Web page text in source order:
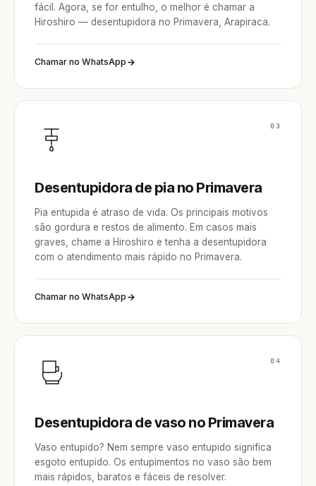
fácil. Agora, se for entulho, o melhor é chamar a
Hiroshiro — desentupidora no Primavera, Arapiraca.
Chamar no WhatsApp
03
Desentupidora de pia no Primavera
Pia entupida é atraso de vida. Os principais motivos
são gordura e restos de alimento. Em casos mais
graves, chame a Hiroshiro e tenha a desentupidora
com o atendimento mais rápido no Primavera.
Chamar no WhatsApp
04
Desentupidora de vaso no Primavera
Vaso entupido? Nem sempre vaso entupido significa
esgoto entupido. Os entupimentos no vaso são bem
mais rápidos, baratos e fáceis de resolver.